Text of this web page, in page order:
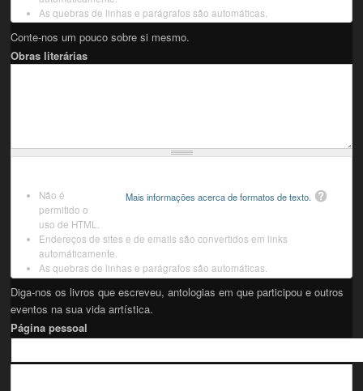
As quebras de linhas e parágrafos são automáticas.
Conte-nos um pouco sobre si mesmo.
Obras literárias
Mais informações acerca de formatos de texto.
Não é
permitido o
uso de HTML.
Endereços de sites e de emails são convertidos em links
automáticamente.
As quebras de linhas e parágrafos são automáticas.
Diga-nos os livros que escreveu, antologias em que participou e outros
eventos na sua vida arrtística.
Página pessoal